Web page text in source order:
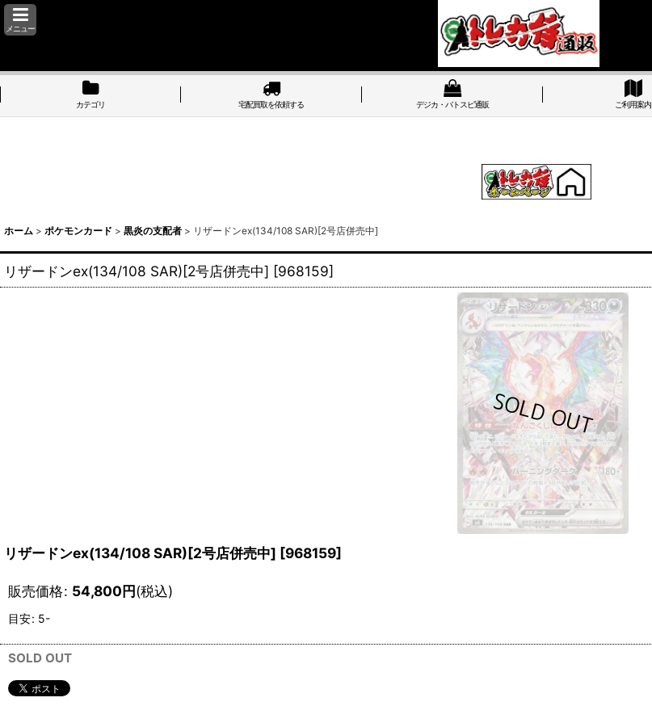
メニュー
カテゴリ 宅配買取を依頼する デジカ・バトスピ通販 ご利用案内
ホーム > ポケモンカード > 黒炎の支配者 > リザードンex(134/108 SAR)[2号店併売中]
リザードンex(134/108 SAR)[2号店併売中] [968159]
リザードンex(134/108 SAR)[2号店併売中] [968159]
販売価格: 54,800円(税込)
目安: 5-
SOLD OUT